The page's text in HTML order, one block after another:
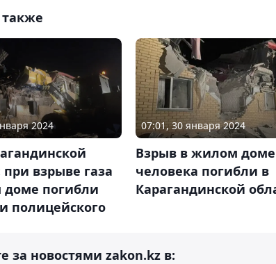
2024
при взрыве газа
погибли
полицейского
07:01, 30 января 2024
Взрыв в жилом
человека погибли в
Карагандинской
за новостями zakon.kz в: